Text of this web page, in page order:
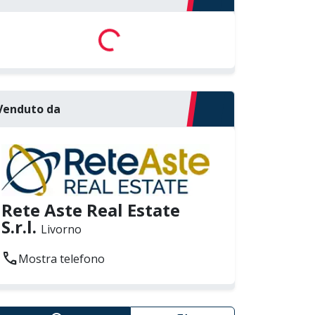
Loading...
da
Rete Aste Real Estate
S.r.l. Livorno
callMostra telefono